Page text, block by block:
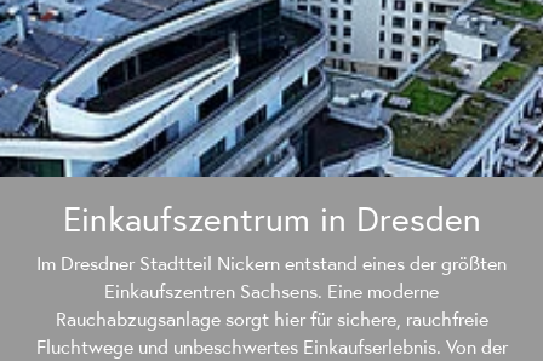
Einkaufszentrum in Dresden
Im Dresdner Stadtteil Nickern entstand eines der größten
Einkaufszentren Sachsens. Eine moderne
Rauchabzugsanlage sorgt hier für sichere, rauchfreie
Fluchtwege und unbeschwertes Einkaufserlebnis. Von der